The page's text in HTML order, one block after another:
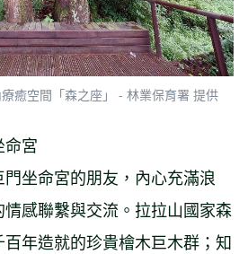
癒空間「森之座」 - 林業保育署 提供
命宮
坐命宮的朋友，內心充滿浪
感聯繫與交流。拉拉山國家森
年造就的珍貴檜木巨木群；知